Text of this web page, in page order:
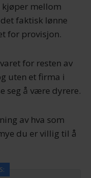
mellom
faktisk lønne
for provisjon.
for resten av
uten et firma i
seg å være dyrere.
av hva som
du er villig til å